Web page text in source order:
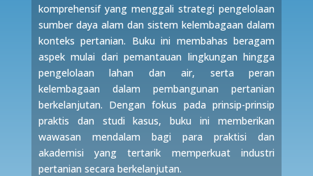
komprehensif yang menggali strategi pengelolaan
sumber daya alam dan sistem kelembagaan dalam
konteks pertanian. Buku ini membahas beragam
aspek mulai dari pemantauan lingkungan hingga
pengelolaan lahan dan air, serta peran
kelembagaan dalam pembangunan pertanian
berkelanjutan. Dengan fokus pada prinsip-prinsip
praktis dan studi kasus, buku ini memberikan
wawasan mendalam bagi para praktisi dan
akademisi yang tertarik memperkuat industri
pertanian secara berkelanjutan.